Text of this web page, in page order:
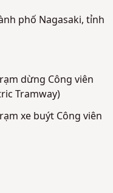
phố Nagasaki, tỉnh
dừng Công viên
Tramway)
xe buýt Công viên